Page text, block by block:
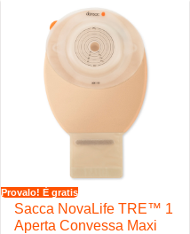
Provalo! È gratis
Sacca NovaLife TRE™ 1
Aperta Convessa Maxi